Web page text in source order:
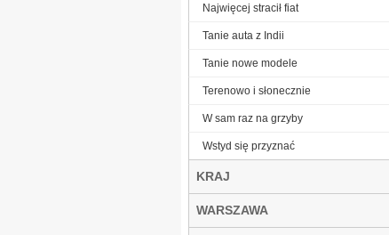
Najwięcej stracił fiat
Tanie auta z Indii
Tanie nowe modele
Terenowo i słonecznie
W sam raz na grzyby
Wstyd się przyznać
KRAJ
WARSZAWA